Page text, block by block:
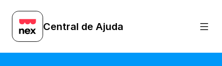
Central de Ajuda